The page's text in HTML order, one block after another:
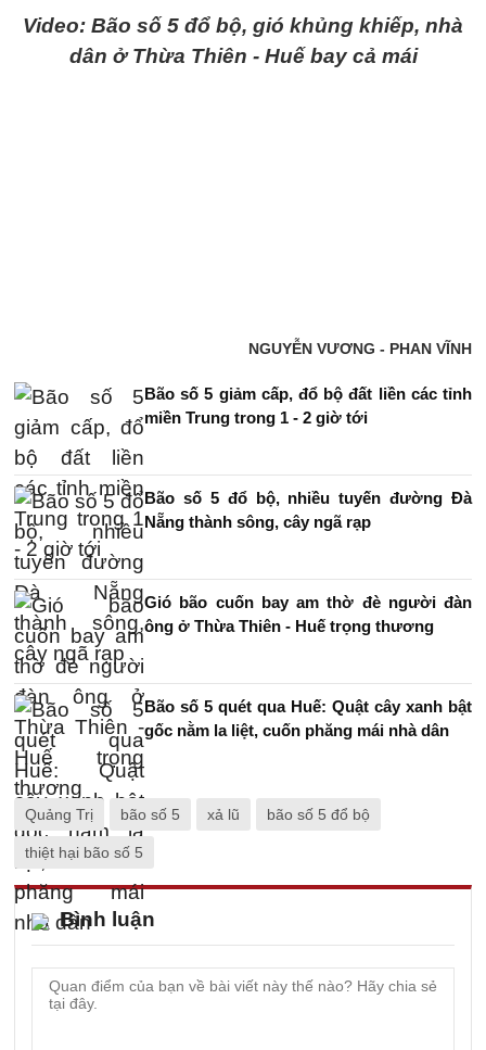
Video: Bão số 5 đổ bộ, gió khủng khiếp, nhà
dân ở Thừa Thiên - Huế bay cả mái
NGUYỄN VƯƠNG - PHAN VĨNH
Bão số 5 giảm cấp, đổ bộ đất liền các tỉnh
miền Trung trong 1 - 2 giờ tới
Bão số 5 đổ bộ, nhiều tuyến đường Đà
Nẵng thành sông, cây ngã rạp
Gió bão cuốn bay am thờ đè người đàn
ông ở Thừa Thiên - Huế trọng thương
Bão số 5 quét qua Huế: Quật cây xanh bật
gốc nằm la liệt, cuốn phăng mái nhà dân
Quảng Trị bão số 5 xả lũ bão số 5 đổ bộ
thiệt hại bão số 5
Bình luận